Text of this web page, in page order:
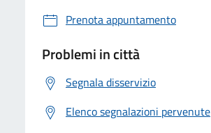
Prenota appuntamento
Problemi in città
Segnala disservizio
Elenco segnalazioni pervenute